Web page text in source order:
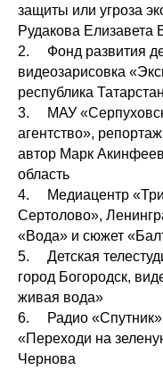
защиты или угроза
Рудакова Елизавета
2. Фонд развития
видеозарисовка
республика Татарстан
3. МАУ
агентство»,
автор Марк
область
4. Медиацентр
Сертолово»,
«Вода» и сюжет
5. Детская
город Богородск,
живая вода»
6. Радио «Спутник»,
«Переходи на
Чернова